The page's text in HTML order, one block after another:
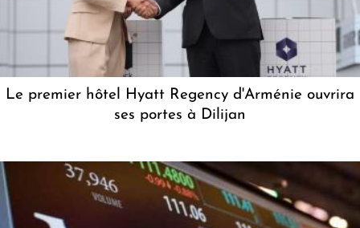
Le premier hôtel Hyatt Regency d'Arménie ouvrira
ses portes à Dilijan